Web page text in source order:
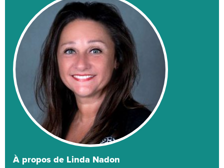
À propos de Linda Nadon